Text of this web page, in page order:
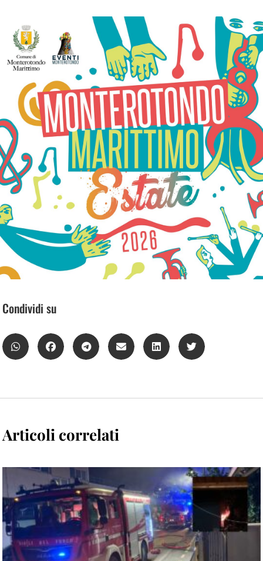
Condividi su
Articoli correlati